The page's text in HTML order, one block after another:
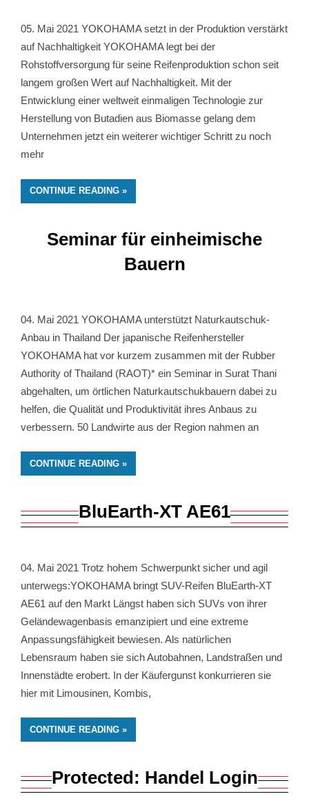
05. Mai 2021 YOKOHAMA setzt in der Produktion verstärkt
auf Nachhaltigkeit YOKOHAMA legt bei der
Rohstoffversorgung für seine Reifenproduktion schon seit
langem großen Wert auf Nachhaltigkeit. Mit der
Entwicklung einer weltweit einmaligen Technologie zur
Herstellung von Butadien aus Biomasse gelang dem
Unternehmen jetzt ein weiterer wichtiger Schritt zu noch
mehr
CONTINUE READING
Seminar für einheimische
Bauern
04. Mai 2021 YOKOHAMA unterstützt Naturkautschuk-
Anbau in Thailand Der japanische Reifenhersteller
YOKOHAMA hat vor kurzem zusammen mit der Rubber
Authority of Thailand (RAOT)* ein Seminar in Surat Thani
abgehalten, um örtlichen Naturkautschukbauern dabei zu
helfen, die Qualität und Produktivität ihres Anbaus zu
verbessern. 50 Landwirte aus der Region nahmen an
CONTINUE READING
BluEarth-XT AE61
04. Mai 2021 Trotz hohem Schwerpunkt sicher und agil
unterwegs:YOKOHAMA bringt SUV-Reifen BluEarth-XT
AE61 auf den Markt Längst haben sich SUVs von ihrer
Geländewagenbasis emanzipiert und eine extreme
Anpassungsfähigkeit bewiesen. Als natürlichen
Lebensraum haben sie sich Autobahnen, Landstraßen und
Innenstädte erobert. In der Käufergunst konkurrieren sie
hier mit Limousinen, Kombis,
CONTINUE READING
Protected: Handel Login